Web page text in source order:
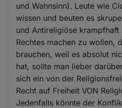
und Wahnsinn). Leute wie
wissen und beuten es
und Antireligiöse krampfhaft
Rechtes machen zu wollen,
brauchen, weil es absolut
hat, sollte man lieber
sich ein von der
Recht auf Freiheit VON
Jedenfalls könnte der